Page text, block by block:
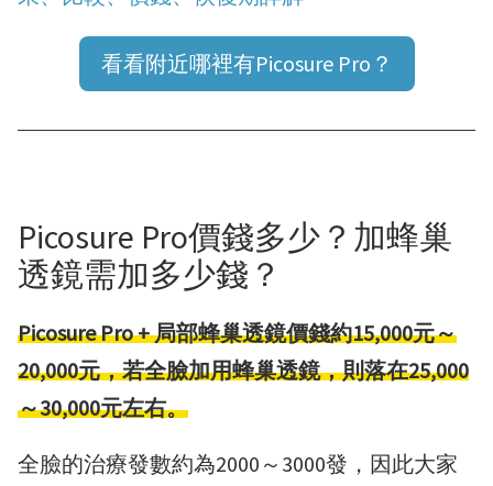
看看附近哪裡有Picosure Pro？
Picosure Pro價錢多少？加蜂巢
透鏡需加多少錢？
Picosure Pro + 局部蜂巢透鏡價錢約15,000元～
20,000元，若全臉加用蜂巢透鏡，則落在25,000
～30,000元左右。
全臉的治療發數約為2000～3000發，因此大家